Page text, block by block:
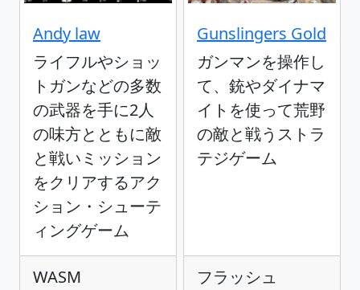
Andy law
ライフルやショッ
トガンなどの多数
の武器を手に2人
の味方とともに敵
と戦いミッション
をクリアするアク
ション・シューテ
ィングゲーム
WASM
Gunslingers Gold
ガンマンを操作し
て、銃やダイナマ
イトを使って荒野
の敵と戦うストラ
テジゲーム
フラッシュ